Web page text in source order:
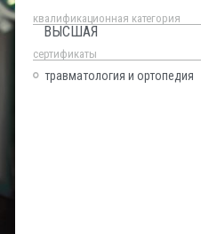
квалификационная категория
ВЫСШАЯ
cертификаты
травматология и ортопедия